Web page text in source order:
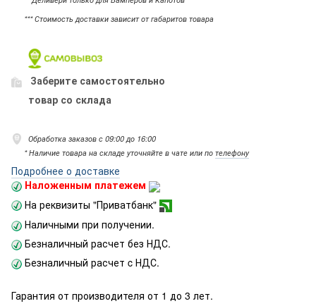
*** Стоимость доставки зависит от габаритов товара
Заберите самостоятельно
товар со склада
Обработка заказов с 09:00 до 16:00
* Наличие товара на складе уточняйте в чате или по телефону
Подробнее о доставке
Наложенным платежем
На реквизиты "Приватбанк"
Наличными при получении.
Безналичный расчет без НДС.
Безналичный расчет c НДС.
Гарантия от производителя от 1 до 3 лет.